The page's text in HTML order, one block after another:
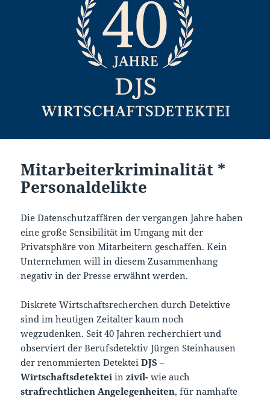
Mitarbeiterkriminalität *
Personaldelikte
Die Datenschutzaffären der vergangen Jahre haben
eine große Sensibilität im Umgang mit der
Privatsphäre von Mitarbeitern geschaffen. Kein
Unternehmen will in diesem Zusammenhang
negativ in der Presse erwähnt werden.
Diskrete Wirtschaftsrecherchen durch Detektive
sind im heutigen Zeitalter kaum noch
wegzudenken. Seit 40 Jahren recherchiert und
observiert der Berufsdetektiv Jürgen Steinhausen
der renommierten DetekteiDJS –
Wirtschaftsdetektei inzivil- wie auch
strafrechtlichen Angelegenheiten, für namhafte